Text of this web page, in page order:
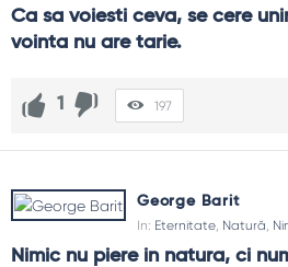
Ca sa voiesti ceva, se cere
vointa nu are tarie.
1 197
George Barit
In: Eternitate, Natură,
Nimic nu piere in natura, ci